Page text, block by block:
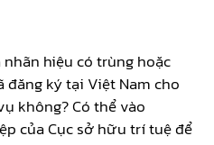
hiệu có trùng hoặc
ký tại Việt Nam cho
không? Có thể vào
của Cục sở hữu trí tuệ để